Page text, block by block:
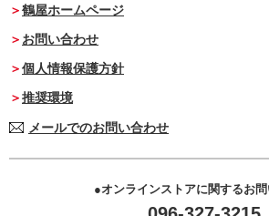
鶴屋ホームページ
お問い合わせ
個人情報保護方針
推奨環境
メールでのお問い合わせ
オンラインストアに関するお